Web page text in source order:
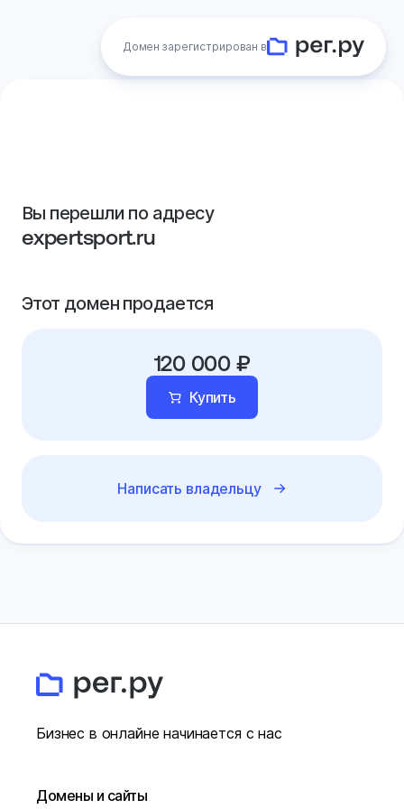
Домен зарегистрирован в
Вы перешли по адресу
expertsport.ru
Этот домен продается
120 000 ₽
Купить
Написать владельцу
Бизнес в онлайне начинается с нас
Домены и сайты